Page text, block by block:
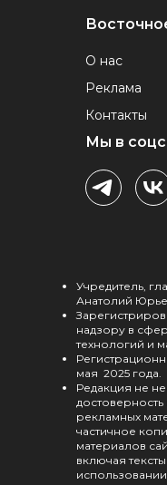
О нас
Реклама
Контакты
Мы в
Учредитель,
Анатолий
надзору в
технологий и
мая 2025 года.
Редакция не
рекламных
частичное
материалов
включая